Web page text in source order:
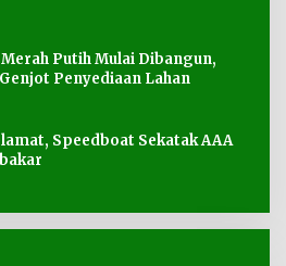
Putih Mulai Dibangun,
Penyediaan Lahan
Speedboat Sekatak AAA